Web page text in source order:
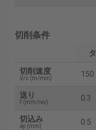
切削条件
切削速度
V/c (m/min) 150
送り
f(mm/rev) 0.3
切込み
ap (mm) 0.5